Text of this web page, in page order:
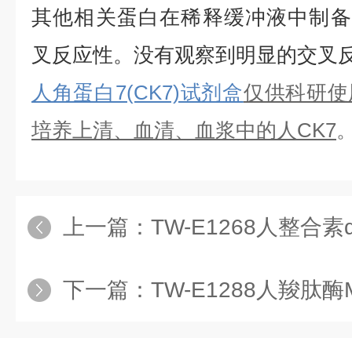
其他相关蛋白在稀释缓冲液中制
叉反应性。没有观察到明显的交叉
人角蛋白7(CK7)试剂盒仅供科研
培养上清、血清、血浆中的 人CK7
上一篇： TW-E1268人整合素
下一篇： TW-E1288人羧肽